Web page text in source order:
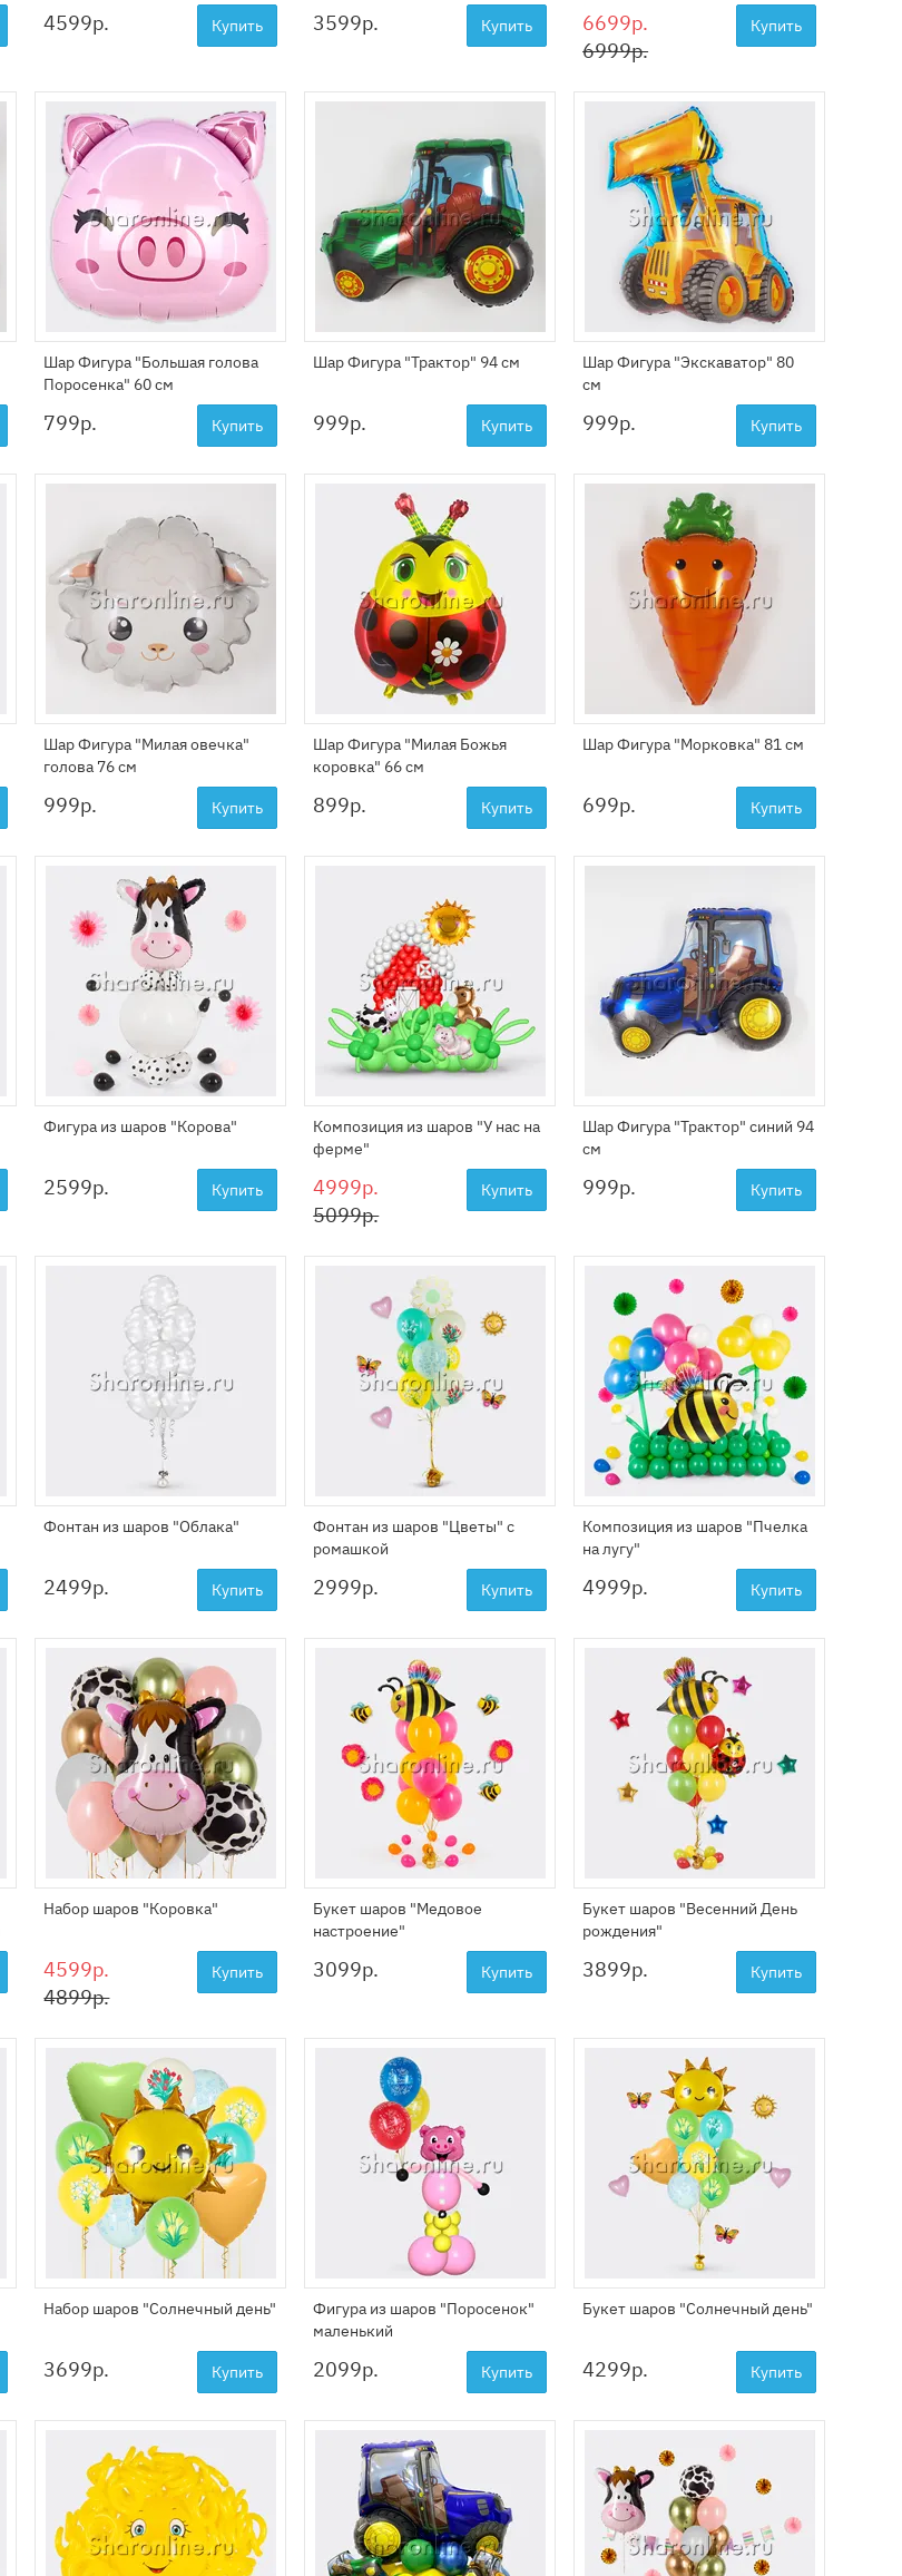
4599р. Купить 3599р. Купить
6699р.
6999р.
Купить
Шар Фигура "Большая голова
Поросенка" 60 см
799р. Купить
Шар Фигура "Трактор" 94 см
999р. Купить
Шар Фигура "Экскаватор" 80
см
999р. Купить
Шар Фигура "Милая овечка"
голова 76 см
999р. Купить
Шар Фигура "Милая Божья
коровка" 66 см
899р. Купить
Шар Фигура "Морковка" 81 см
699р. Купить
Фигура из шаров "Корова"
2599р. Купить
Композиция из шаров "У нас на
ферме"
4999р.
5099р.
Купить
Шар Фигура "Трактор" синий 94
см
999р. Купить
Фонтан из шаров "Облака"
2499р. Купить
Фонтан из шаров "Цветы" с
ромашкой
2999р. Купить
Композиция из шаров "Пчелка
на лугу"
4999р. Купить
Набор шаров "Коровка"
4599р.
4899р.
Купить
Букет шаров "Медовое
настроение"
3099р. Купить
Букет шаров "Весенний День
рождения"
3899р. Купить
Набор шаров "Солнечный день"
3699р. Купить
Фигура из шаров "Поросенок"
маленький
2099р. Купить
Букет шаров "Солнечный день"
4299р. Купить